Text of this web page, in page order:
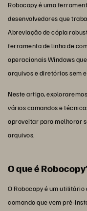
Robocopy é uma
desenvolvedores que
Abreviação de cópia
ferramenta de linha de
operacionais Windows
arquivos e diretórios sem
Neste artigo,
vários comandos e
aproveitar para melhorar
arquivos.
O que é
O Robocopy é um
comando que vem pré-